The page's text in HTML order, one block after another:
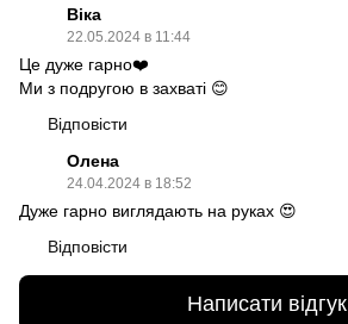
Віка
22.05.2024 в 11:44
Це дуже гарно❤️
Ми з подругою в захваті 😊
Відповісти
Олена
24.04.2024 в 18:52
Дуже гарно виглядають на руках 😍
Відповісти
Написати відгук